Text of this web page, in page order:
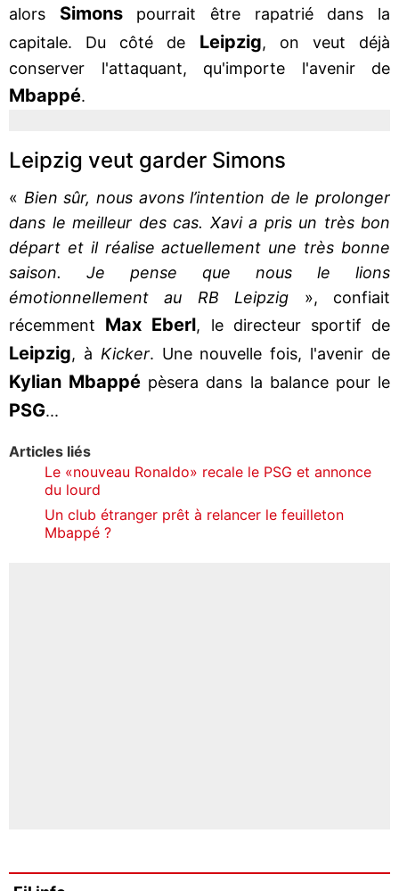
alors Simonspourrait être rapatrié dans la
capitale. Du côté de Leipzig, on veut déjà
conserver l'attaquant, qu'importe l'avenir de
Mbappé.
Leipzig veut garder Simons
« Bien sûr, nous avons l’intention de le prolonger
dans le meilleur des cas. Xavi a pris un très bon
départ et il réalise actuellement une très bonne
saison. Je pense que nous le lions
émotionnellement au RB Leipzig », confiait
récemment Max Eberl, le directeur sportif de
Leipzig, à Kicker. Une nouvelle fois, l'avenir de
Kylian Mbappé pèsera dans la balance pour le
PSG...
Articles liés
Le «nouveau Ronaldo» recale le PSG et annonce
du lourd
Un club étranger prêt à relancer le feuilleton
Mbappé ?